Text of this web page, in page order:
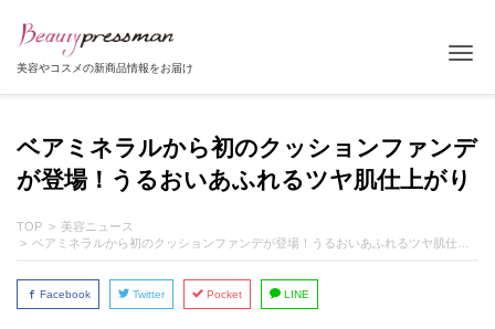
美容やコスメの新商品情報をお届け
ベアミネラルから初のクッションファンデ
が登場！うるおいあふれるツヤ肌仕上がり
TOP
美容ニュース
ベアミネラルから初のクッションファンデが登場！うるおいあふれるツヤ肌仕上がり
Facebook Twitter Pocket LINE